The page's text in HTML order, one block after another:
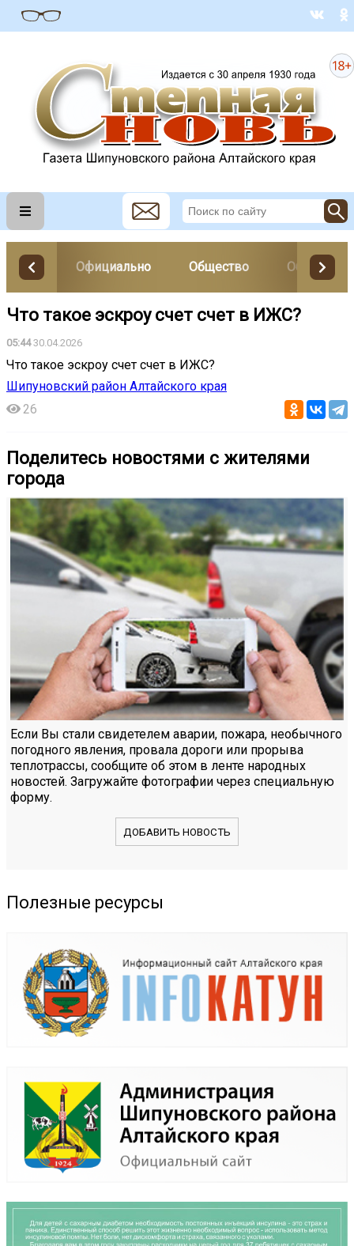
Официально Общество
Что такое эскроу счет счет в ИЖС?
05:4430.04.2026
Что такое эскроу счет счет в ИЖС?
Шипуновский район Алтайского края
26
Поделитесь новостями с жителями
города
Если Вы стали свидетелем аварии, пожара, необычного
погодного явления, провала дороги или прорыва
теплотрассы, сообщите об этом в ленте народных
новостей. Загружайте фотографии через специальную
форму.
ДОБАВИТЬ НОВОСТЬ
Полезные ресурсы